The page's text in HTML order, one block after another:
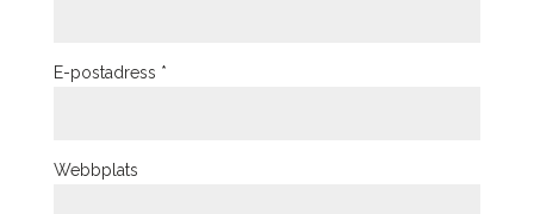
E-postadress *
Webbplats